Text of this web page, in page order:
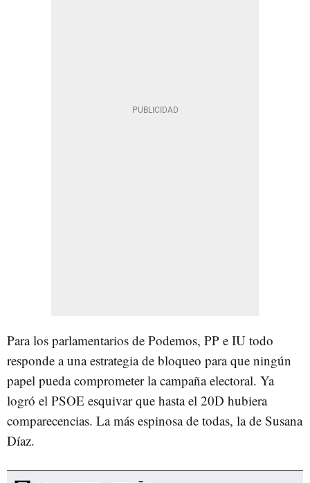
Para los parlamentarios de Podemos, PP e IU todo
responde a una estrategia de bloqueo para que ningún
papel pueda comprometer la campaña electoral. Ya
logró el PSOE esquivar que hasta el 20D hubiera
comparecencias. La más espinosa de todas, la de Susana
Díaz.